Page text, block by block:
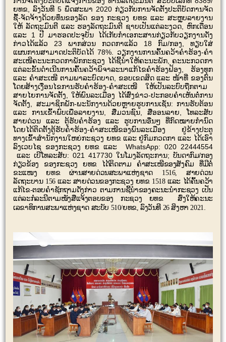
ຍທຂ, ລົງວັນທີ 5 ພຶດສະພາ 2020 ກ່ຽວກັບການຈັດຕັ້ງປະຕິບັດການຈັດ
ຊື້-ຈັດຈ້າງດ້ວຍທຶນຂອງລັດ ຂອງ ກະຊວງ ຍທຂ ແລະ ສະຫຼຸບລາຍງານ
ໃຫ້ ລັດຖະມົນຕີ ແລະ ຮອງລັດຖະມົນຕີ ຊາບເປັນແຕ່ລະງວດ, ຫົກເດືອນ
ແລະ 1 ປີ ມາຮອດປະຈຸບັນ ໄດ້ເກັບກໍາເອກະສານກ່ຽວກັບວຽກງານດັ່ງ
ກ່າວໄດ້ແລ້ວ 23 ພາກສ່ວນ ກວດກາແລ້ວ 18 ກົມ/ກອງ, ທຽບໃສ່
ແຜນການສາມາດປະຕິບັດໄດ້ 78%. ວຽກງານການຄົ້ນຄວ້າຄໍາຮ້ອງ-ຄໍາ
ສະເໜີຄະນະກວດກາພັກກະຊວງ ໄດ້ຊີ້ນຳໃຫ້ຄະນະພັກ, ຄະນະກວດກາ
ແຕ່ລະຂັ້ນດຳເນີນການຄົ້ນຄວ້າພິຈາລະນາແກ້ໄຂຄໍາຮ້ອງຟ້ອງ, ຮ້ອງທຸກ
ແລະ ຄໍາສະເໜີ ຕາມພາລະບົດບາດ, ຂອບເຂດສິດ ແລະ ໜ້າທີ່ ຂອງຕົນ
ໂດຍສ້າງເງື່ອນໄຂການຮັບຄໍາຮ້ອງ-ຄໍາສະເໜີ ໃຫ້ເປັນລະບົບຖືກຕາມ
ສາຍໄຍການຈັດຕັ້ງ, ໃຫ້ພົນລະເມືອງ ໄດ້ສົ່ງຂ່າວ-ປະກອບຄໍາເຫັນຕໍ່ການ
ຈັດຕັ້ງ, ສະມາຊິກພັກ-ພະນັກງານດ້ວຍຫຼາຍຮູບການເຊັ່ນ: ການຮັບຕ້ອນ
ແລະ ການເຂົ້າພົບເພື່ອລາຍງານ, ສື່ມວນຊົນ, ສື່ອອນລາຍ, ໂທລະສັບ
ສາຍດ່ວນ ແລະ ຕູ້ຮັບຄໍາຮ້ອງ ແລະ ຮູບການອື່ນໆ ທີ່ກົດໝາຍກໍານົດ
ໂດຍ ໄດ້ຕິດຕັ້ງຕູ້ຮັບຄໍາຮ້ອງ-ຄຳສະເໜີຂອງພົນລະເມືອງ ຢູ່ຂ້າງປະຕູ
ທາງເຂົ້າສຳນັກງານໃຫຍ່ກະຊວງ ຍທຂ ແລະ ຢູ່ກົມກວດກາ ແລະ ໄດ້ເອົາ
ລົງເວບໄຊ ຂອງກະຊວງ ຍທຂແລະ WhatsApp: 020 22444554
ແລະ ເບີໂທລະສັບ: 021 417730 ໃນໂມງລັດຖະການ; ບັນດາກົມ/ກອງ
ກ່ຽວຂ້ອງ ຂອງກະຊວງ ຍທຂ
ໄດ້ຕິດຕາມ ຄຳສະເໜີຂອງສັງຄົມ ທີ່ມີຕໍ່
ຂະແໜງ ຍທຂ ຜ່ານສາຍດ່ວນສະພາແຫ່ງຊາດ 1516, ສາຍດ່ວນ
ລັດຖະບານ 156 ແລະ ສາຍດ່ວນຂອງກະຊວງ ຍທຂ 1518 ແລະ ໄດ້ຄົ້ນຄວ້າ
ແກ້ໄຂ-ຕອບຄຳຊັກຖາມດັ່ງກ່າວ ຕາມການຊີ້ນຳຂອງຄະນະນຳກະຊວງ ເປັນ
ແຕ່ລະກໍລະນີຕາມໜັງສືແຈ້ງຕອບຂອງ ກະຊວງ ຍທຂ ສົ່ງໃຫ້ຄະນະ
ເລຂາທິການສະພາແຫ່ງຊາດ ສະບັບ 510/ຍທຂ, ລົງວັນທີ 26 ສິງຫາ 2021.